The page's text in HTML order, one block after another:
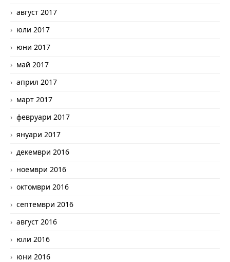
август 2017
юли 2017
юни 2017
май 2017
април 2017
март 2017
февруари 2017
януари 2017
декември 2016
ноември 2016
октомври 2016
септември 2016
август 2016
юли 2016
юни 2016